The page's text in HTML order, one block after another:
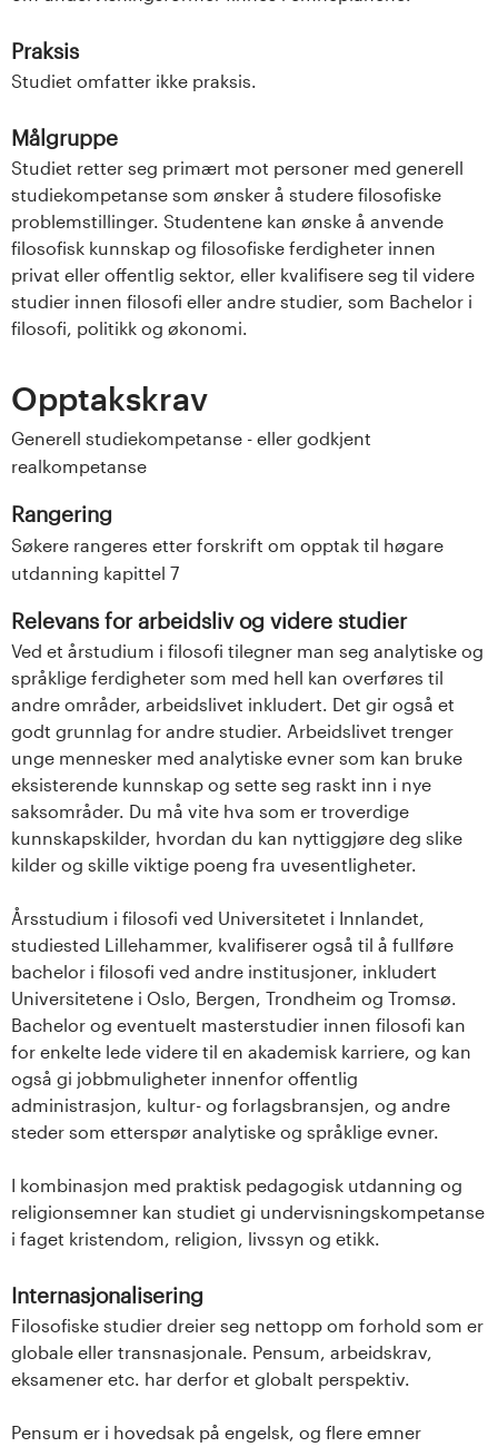
Praksis
Studiet omfatter ikke praksis.
Målgruppe
Studiet retter seg primært mot personer med generell
studiekompetanse som ønsker å studere filosofiske
problemstillinger. Studentene kan ønske å anvende
filosofisk kunnskap og filosofiske ferdigheter innen
privat eller offentlig sektor, eller kvalifisere seg til videre
studier innen filosofi eller andre studier, som Bachelor i
filosofi, politikk og økonomi.
Opptakskrav
Generell studiekompetanse - eller godkjent
realkompetanse
Rangering
Søkere rangeres etter forskrift om opptak til høgare
utdanning kapittel 7
Relevans for arbeidsliv og videre studier
Ved et årstudium i filosofi tilegner man seg analytiske og
språklige ferdigheter som med hell kan overføres til
andre områder, arbeidslivet inkludert. Det gir også et
godt grunnlag for andre studier. Arbeidslivet trenger
unge mennesker med analytiske evner som kan bruke
eksisterende kunnskap og sette seg raskt inn i nye
saksområder. Du må vite hva som er troverdige
kunnskapskilder, hvordan du kan nyttiggjøre deg slike
kilder og skille viktige poeng fra uvesentligheter.
Årsstudium i filosofi ved Universitetet i Innlandet,
studiested Lillehammer, kvalifiserer også til å fullføre
bachelor i filosofi ved andre institusjoner, inkludert
Universitetene i Oslo, Bergen, Trondheim og Tromsø.
Bachelor og eventuelt masterstudier innen filosofi kan
for enkelte lede videre til en akademisk karriere, og kan
også gi jobbmuligheter innenfor offentlig
administrasjon, kultur- og forlagsbransjen, og andre
steder som etterspør analytiske og språklige evner.
I kombinasjon med praktisk pedagogisk utdanning og
religionsemner kan studiet gi undervisningskompetanse
i faget kristendom, religion, livssyn og etikk.
Internasjonalisering
Filosofiske studier dreier seg nettopp om forhold som er
globale eller transnasjonale. Pensum, arbeidskrav,
eksamener etc. har derfor et globalt perspektiv.
Pensum er i hovedsak på engelsk, og flere emner